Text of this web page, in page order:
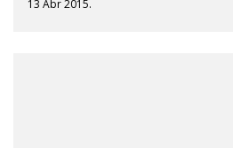
13 Abr 2015.